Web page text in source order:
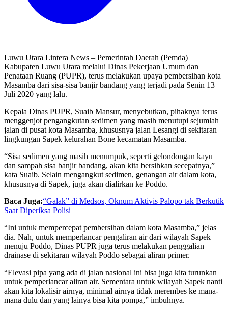
Luwu Utara Lintera News – Pemerintah Daerah (Pemda)
Kabupaten Luwu Utara melalui Dinas Pekerjaan Umum dan
Penataan Ruang (PUPR), terus melakukan upaya pembersihan kota
Masamba dari sisa-sisa banjir bandang yang terjadi pada Senin 13
Juli 2020 yang lalu.
Kepala Dinas PUPR, Suaib Mansur, menyebutkan, pihaknya terus
menggenjot pengangkutan sedimen yang masih menutupi sejumlah
jalan di pusat kota Masamba, khususnya jalan Lesangi di sekitaran
lingkungan Sapek kelurahan Bone kecamatan Masamba.
“Sisa sedimen yang masih menumpuk, seperti gelondongan kayu
dan sampah sisa banjir bandang, akan kita bersihkan secepatnya,”
kata Suaib. Selain mengangkut sedimen, genangan air dalam kota,
khususnya di Sapek, juga akan dialirkan ke Poddo.
Baca Juga:“Galak” di Medsos, Oknum Aktivis Palopo tak Berkutik
Saat Diperiksa Polisi
“Ini untuk mempercepat pembersihan dalam kota Masamba,” jelas
dia. Nah, untuk memperlancar pengaliran air dari wilayah Sapek
menuju Poddo, Dinas PUPR juga terus melakukan penggalian
drainase di sekitaran wilayah Poddo sebagai aliran primer.
“Elevasi pipa yang ada di jalan nasional ini bisa juga kita turunkan
untuk pemperlancar aliran air. Sementara untuk wilayah Sapek nanti
akan kita lokalisir airnya, minimal airnya tidak merembes ke mana-
mana dulu dan yang lainya bisa kita pompa,” imbuhnya.